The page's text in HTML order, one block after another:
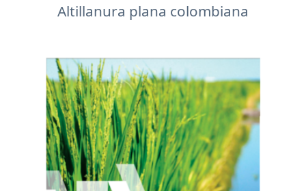
Altillanura plana colombiana